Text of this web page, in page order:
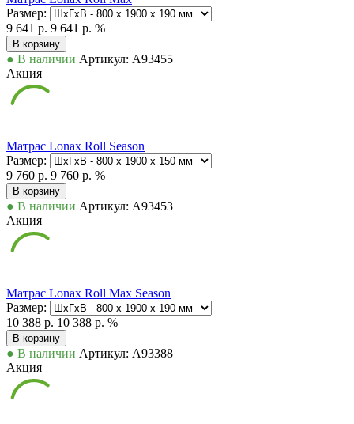
Размер:
9 641 р. 9 641 р. %
В корзину
● В наличии Артикул: А93455
Акция
Матрас Lonax Roll Season
Размер:
9 760 р. 9 760 р. %
В корзину
● В наличии Артикул: А93453
Акция
Матрас Lonax Roll Max Season
Размер:
10 388 р. 10 388 р. %
В корзину
● В наличии Артикул: А93388
Акция